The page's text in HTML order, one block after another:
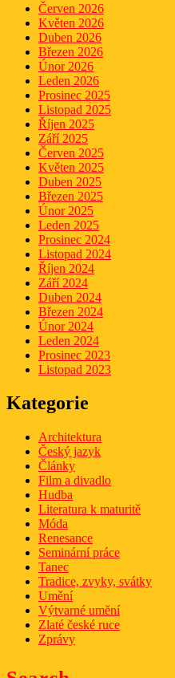
Červen 2026
Květen 2026
Duben 2026
Březen 2026
Únor 2026
Leden 2026
Prosinec 2025
Listopad 2025
Říjen 2025
Září 2025
Červen 2025
Květen 2025
Duben 2025
Březen 2025
Únor 2025
Leden 2025
Prosinec 2024
Listopad 2024
Říjen 2024
Září 2024
Duben 2024
Březen 2024
Únor 2024
Leden 2024
Prosinec 2023
Listopad 2023
Kategorie
Architektura
Český jazyk
Články
Film a divadlo
Hudba
Literatura k maturitě
Móda
Renesance
Seminární práce
Tanec
Tradice, zvyky, svátky
Umění
Výtvarné umění
Zlaté české ruce
Zprávy